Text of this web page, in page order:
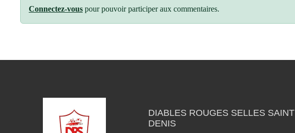
Connectez-vous pour pouvoir participer aux commentaires.
DIABLES ROUGES SELLES SAINT
DENIS